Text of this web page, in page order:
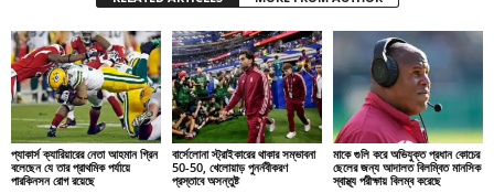
প্যাকার্স ক্যারিয়ারের নেতা আহমান গ্রিন
বলেছেন যে তার প্রাথমিক পর্যায়ে
পারকিনসন রোগ রয়েছে
বার্সেলোনা স্ট্রাইকারের থাকার সম্ভাবনা
50-50, খেলোয়াড় পুনর্নবীকরণ
প্রস্তাবে অসন্তুষ্ট
মাকে গুলি করে অভিযুক্ত প্রধান কোচের
ছেলের জন্য আদালত বিলম্বিত মানসিক
স্বাস্থ্য পরীক্ষায় বিলম্ব করেছে